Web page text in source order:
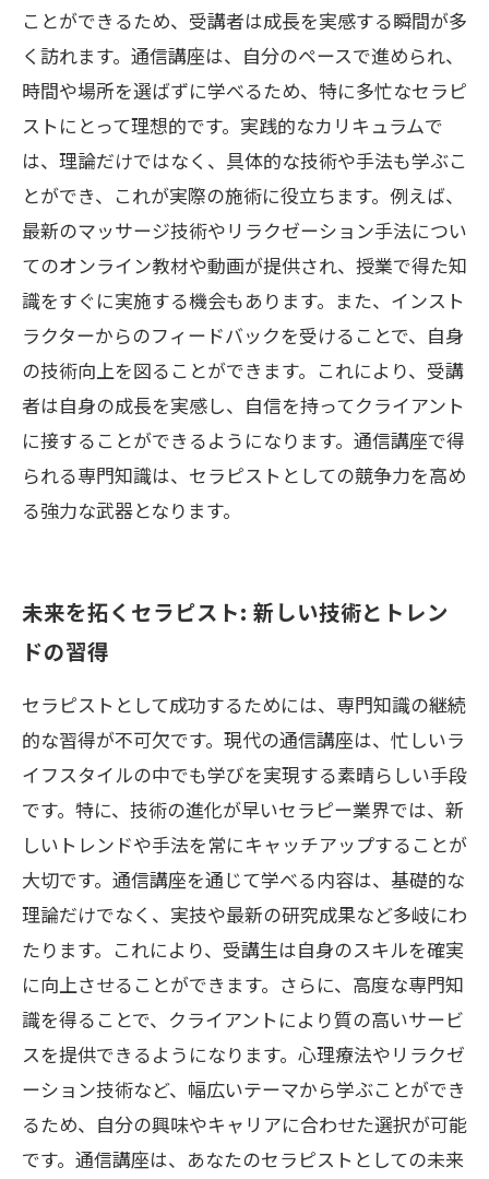
ことができるため、受講者は成長を実感する瞬間が多
く訪れます。通信講座は、自分のペースで進められ、
時間や場所を選ばずに学べるため、特に多忙なセラピ
ストにとって理想的です。実践的なカリキュラムで
は、理論だけではなく、具体的な技術や手法も学ぶこ
とができ、これが実際の施術に役立ちます。例えば、
最新のマッサージ技術やリラクゼーション手法につい
てのオンライン教材や動画が提供され、授業で得た知
識をすぐに実施する機会もあります。また、インスト
ラクターからのフィードバックを受けることで、自身
の技術向上を図ることができます。これにより、受講
者は自身の成長を実感し、自信を持ってクライアント
に接することができるようになります。通信講座で得
られる専門知識は、セラピストとしての競争力を高め
る強力な武器となります。
未来を拓くセラピスト: 新しい技術とトレン
ドの習得
セラピストとして成功するためには、専門知識の継続
的な習得が不可欠です。現代の通信講座は、忙しいラ
イフスタイルの中でも学びを実現する素晴らしい手段
です。特に、技術の進化が早いセラピー業界では、新
しいトレンドや手法を常にキャッチアップすることが
大切です。通信講座を通じて学べる内容は、基礎的な
理論だけでなく、実技や最新の研究成果など多岐にわ
たります。これにより、受講生は自身のスキルを確実
に向上させることができます。さらに、高度な専門知
識を得ることで、クライアントにより質の高いサービ
スを提供できるようになります。心理療法やリラクゼ
ーション技術など、幅広いテーマから学ぶことができ
るため、自分の興味やキャリアに合わせた選択が可能
です。通信講座は、あなたのセラピストとしての未来